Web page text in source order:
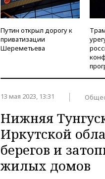
Путин открыл дорогу к
приватизации
Шереметьева
13 мая 2023, 13:31
Нижняя
Иркутской
берегов и
жилых домов